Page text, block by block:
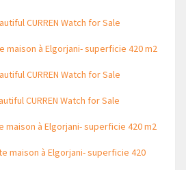
CURREN Watch for Sale
maison à Elgorjani- superficie 420 m2
CURREN Watch for Sale
CURREN Watch for Sale
maison à Elgorjani- superficie 420 m2
maison à Elgorjani- superficie 420